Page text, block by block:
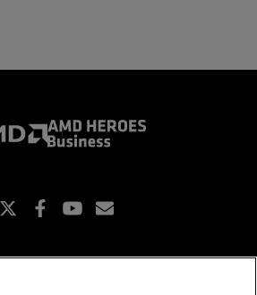
Facebook
Youtube